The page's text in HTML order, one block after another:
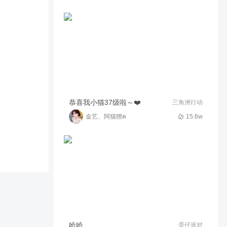
三角洲行动
恭喜我小猫37级啦～❤️
15.6w
金艺、阿猫狸ฅ
蛋仔派对
哈哈